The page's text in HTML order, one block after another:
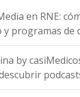
en RNE:
y programas de
by